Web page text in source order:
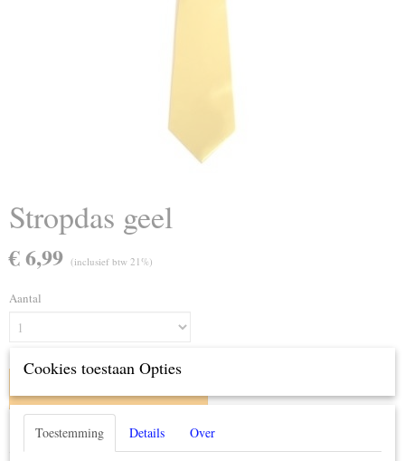
Stropdas geel
€ 6,99 (inclusief btw 21%)
Aantal
Specificaties
Cookies toestaan Opties
Toestemming Details Over